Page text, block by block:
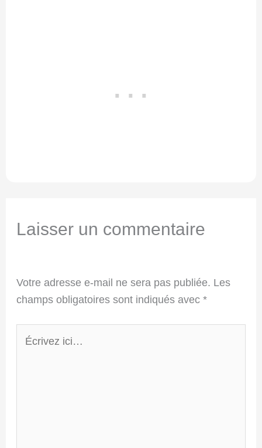
Laisser un commentaire
Votre adresse e-mail ne sera pas publiée. Les
champs obligatoires sont indiqués avec*
ici…